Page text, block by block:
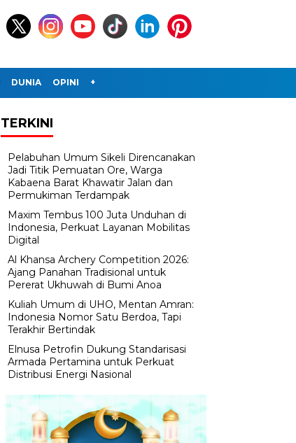
DUNIA OPINI +
TERKINI
Pelabuhan Umum Sikeli Direncanakan
Jadi Titik Pemuatan Ore, Warga
Kabaena Barat Khawatir Jalan dan
Permukiman Terdampak
Maxim Tembus 100 Juta Unduhan di
Indonesia, Perkuat Layanan Mobilitas
Digital
Al Khansa Archery Competition 2026:
Ajang Panahan Tradisional untuk
Pererat Ukhuwah di Bumi Anoa
Kuliah Umum di UHO, Mentan Amran:
Indonesia Nomor Satu Berdoa, Tapi
Terakhir Bertindak
Elnusa Petrofin Dukung Standarisasi
Armada Pertamina untuk Perkuat
Distribusi Energi Nasional